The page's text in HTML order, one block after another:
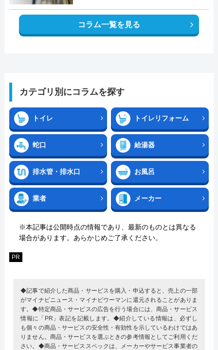
コラム一覧を見る
カテゴリ別にコラムを探す
トイレ トイレリフォーム
蛇口 給湯器
排水管・排水口 お風呂
業者 メーカー
※本記事は公開時点の情報であり、最新のものとは異なる
場合があります。あらかじめご了承ください。
PR
◆記事で紹介した商品・サービスを購入・申込すると、売上の一部
がマイナビニュース・マイナビウーマンに還元されることがありま
す。◆特定商品・サービスの広告を行う場合には、商品・サービス
情報に「PR」表記を記載します。◆紹介している情報は、必ずし
も個々の商品・サービスの安全性・有効性を示しているわけではあ
りません。商品・サービスを選ぶときの参考情報としてご利用くだ
さい。◆商品・サービススペックは、メーカーやサービス事業者の